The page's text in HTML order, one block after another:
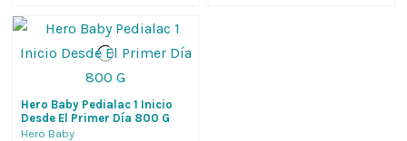
Hero Baby Pedialac 1 Inicio
Desde El Primer Día 800 G
Hero Baby